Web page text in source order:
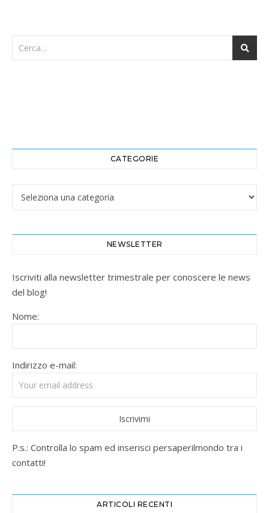
CATEGORIE
NEWSLETTER
Iscriviti alla newsletter trimestrale per conoscere le news
del blog!
Nome:
Indirizzo e-mail:
P.s.: Controlla lo spam ed inserisci persaperilmondo tra i
contatti!
ARTICOLI RECENTI